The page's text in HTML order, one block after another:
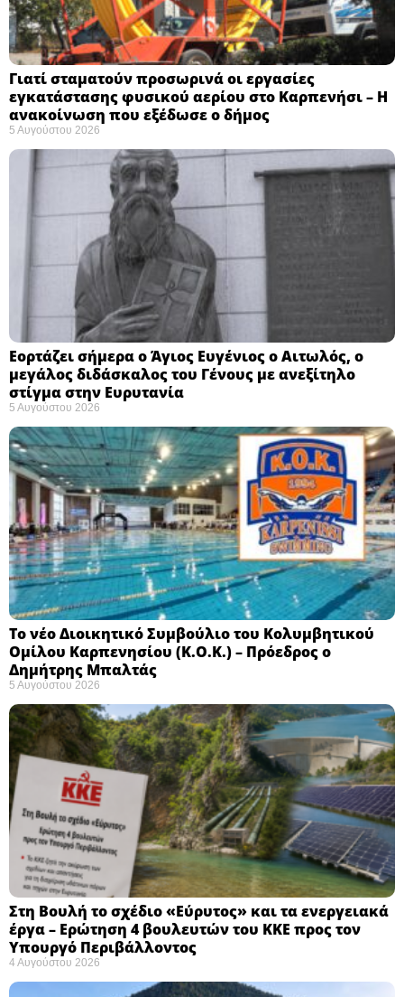
Γιατί σταματούν προσωρινά οι εργασίες
εγκατάστασης φυσικού αερίου στο Καρπενήσι – Η
ανακοίνωση που εξέδωσε ο δήμος
5 Αυγούστου 2026
Εορτάζει σήμερα ο Άγιος Ευγένιος ο Αιτωλός, ο
μεγάλος διδάσκαλος του Γένους με ανεξίτηλο
στίγμα στην Ευρυτανία
5 Αυγούστου 2026
Το νέο Διοικητικό Συμβούλιο του Κολυμβητικού
Ομίλου Καρπενησίου (Κ.Ο.Κ.) – Πρόεδρος ο
Δημήτρης Μπαλτάς
5 Αυγούστου 2026
Στη Βουλή το σχέδιο «Εύρυτος» και τα ενεργειακά
έργα – Ερώτηση 4 βουλευτών του ΚΚΕ προς τον
Υπουργό Περιβάλλοντος
4 Αυγούστου 2026